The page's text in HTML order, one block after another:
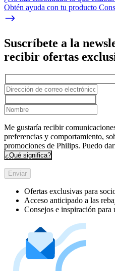
Obtén ayuda con tu producto
Suscríbete a la
recibir ofertas
Me gustaría recibir
preferencias y comportamiento,
promociones de Philips. Puedo
¿Qué significa?
Enviar
Ofertas exclusivas para
Acceso anticipado a las
Consejos e inspiración para